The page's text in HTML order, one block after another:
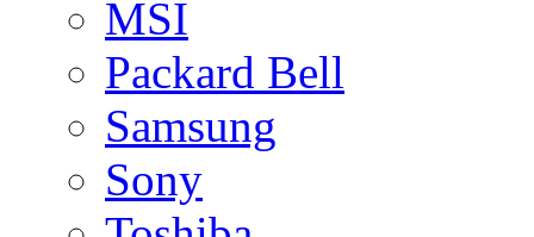
MSI
Packard Bell
Samsung
Sony